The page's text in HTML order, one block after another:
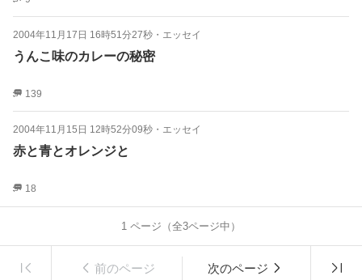
2004年11月17日 16時51分27秒 ・ エッセイ
うんこ味のカレーの秘密
139
2004年11月15日 12時52分09秒 ・ エッセイ
赤と青とオレンジと
18
1 ページ（全3ページ中）
前のページ 次のページ